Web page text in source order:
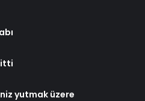
yutmak üzere